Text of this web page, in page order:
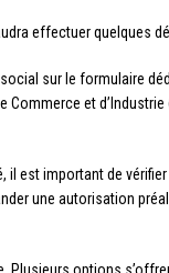
effectuer quelques
sur le formulaire
et d’Industrie
est important de
une autorisation